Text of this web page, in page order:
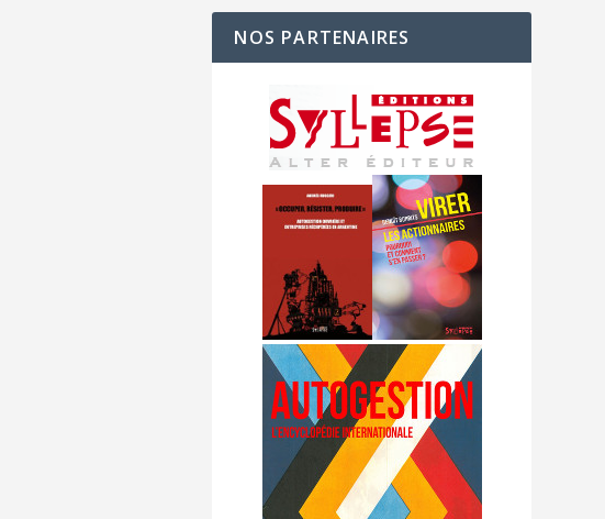
NOS PARTENAIRES